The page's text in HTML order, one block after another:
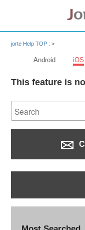
jorte Help TOP :>
Android iOS
This feature is